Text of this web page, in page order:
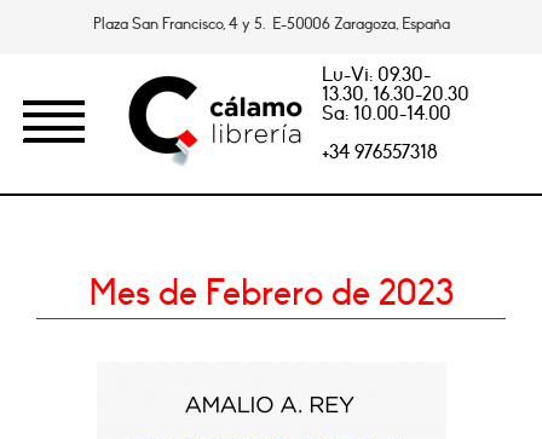
Plaza San Francisco, 4 y 5. E-50006 Zaragoza, España
Lu-Vi: 09.30-
13.30, 16.30-20.30
Sa: 10.00-14.00
+34 976557318
Mes de Febrero de 2023